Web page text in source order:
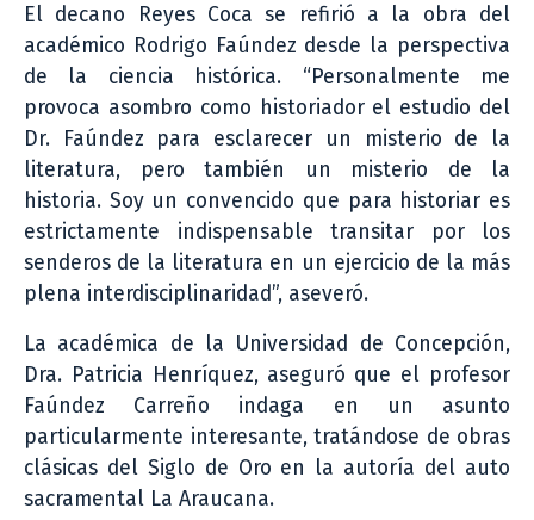
El decano Reyes Coca se refirió a la obra del
académico Rodrigo Faúndez desde la perspectiva
de la ciencia histórica. “Personalmente me
provoca asombro como historiador el estudio del
Dr. Faúndez para esclarecer un misterio de la
literatura, pero también un misterio de la
historia. Soy un convencido que para historiar es
estrictamente indispensable transitar por los
senderos de la literatura en un ejercicio de la más
plena interdisciplinaridad”, aseveró.
La académica de la Universidad de Concepción,
Dra. Patricia Henríquez, aseguró que el profesor
Faúndez Carreño indaga en un asunto
particularmente interesante, tratándose de obras
clásicas del Siglo de Oro en la autoría del auto
sacramental La Araucana.